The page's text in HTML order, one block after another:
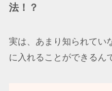
法！？
実は、あまり知られてい
に入れることができるん